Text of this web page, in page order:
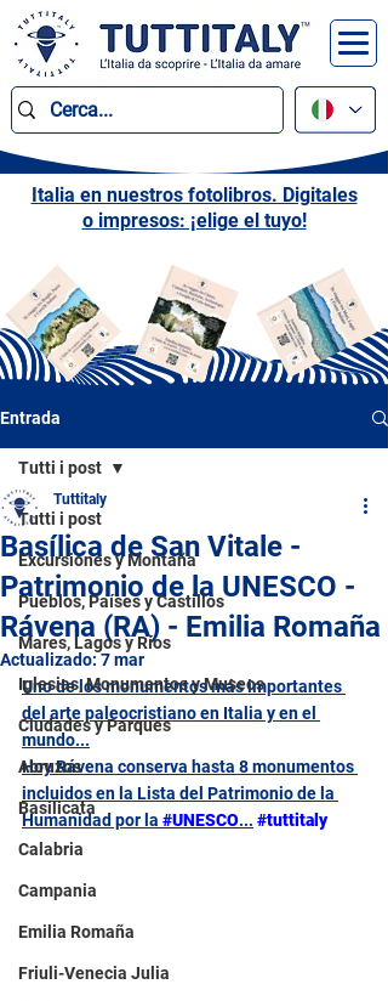
Italia en nuestros fotolibros. Digitales
o impresos: ¡elige el tuyo!
Entrada
Tutti i post
Excursiones y Montaña
Pueblos, Países y Castillos
Mares, Lagos y Ríos
Iglesias, Monumentos y Museos
Ciudades y Parques
Abruzos
Basilicata
Calabria
Campania
Emilia Romaña
Friuli-Venecia Julia
Tutti i post
Basílica de San Vitale -
Patrimonio de la UNESCO -
Rávena (RA) - Emilia Romaña
Tuttitaly
Actualizado: 7 mar
Uno de los monumentos más importantes
del arte paleocristiano en Italia y en el
mundo...
Hoy Rávena conserva hasta 8 monumentos
incluidos en la Lista del Patrimonio de la
Humanidad por la #UNESCO... #tuttitaly